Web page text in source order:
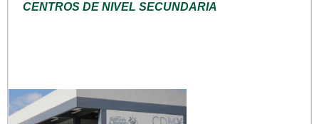
CENTROS DE NIVEL SECUNDARIA